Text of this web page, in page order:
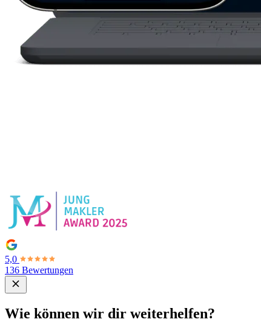
5,0
136 Bewertungen
Wie können wir dir weiterhelfen?